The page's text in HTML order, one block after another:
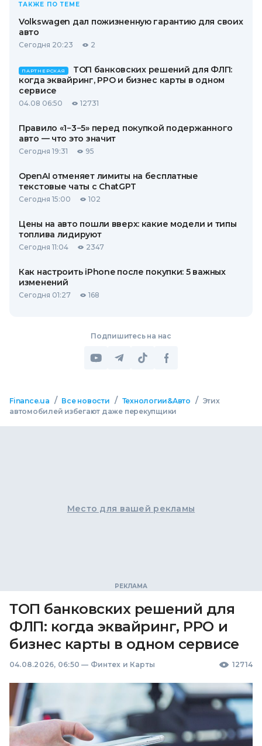
ТАКЖЕ ПО ТЕМЕ
Volkswagen дал пожизненную гарантию для своих
авто
Сегодня 20:23 2
ПАРТНЕРСКАЯ
ТОП банковских решений для ФЛП:
когда эквайринг, РРО и бизнес карты в одном
сервисе
04.08 06:50 12731
Правило «1−3−5» перед покупкой подержанного
авто — что это значит
Сегодня 19:31 95
OpenAI отменяет лимиты на бесплатные
текстовые чаты с ChatGPT
Сегодня 15:00 102
Цены на авто пошли вверх: какие модели и типы
топлива лидируют
Сегодня 11:04 2347
Как настроить iPhone после покупки: 5 важных
изменений
Сегодня 01:27 168
Подпишитесь на нас
Finance.ua / Все новости / Технологии&Авто / Этих
автомобилей избегают даже перекупщики
Место для вашей рекламы
ТОП банковских решений для
ФЛП: когда эквайринг, РРО и
бизнес карты в одном сервисе
04.08.2026, 06:50 — Финтех и Карты 12714